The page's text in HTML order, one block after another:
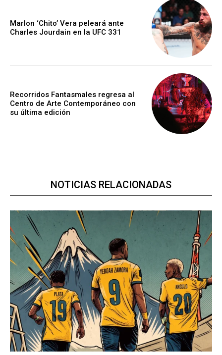
Marlon ‘Chito’ Vera peleará ante
Charles Jourdain en la UFC 331
Recorridos Fantasmales regresa al
Centro de Arte Contemporáneo con
su última edición
NOTICIAS RELACIONADAS